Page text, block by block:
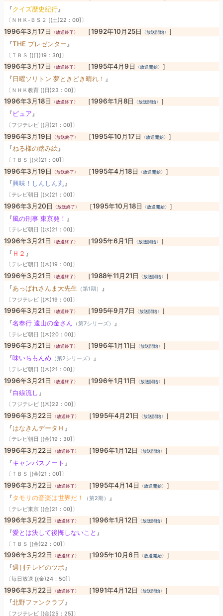
『クイズ歴史紀行』
〔ＮＨＫ-ＢＳ２ [(土)22：00]〕
1996年3月17日 〈放送終了〉 ［1992年10月25日 〈放送開始〉
］
『THE プレゼンター 』
〔ＴＢＳ [(日)19：30]〕
1996年3月17日 〈放送終了〉 ［1995年4月9日 〈放送開始〉
］
『日曜ソリトン 夢ときどき晴れ！ 』
〔ＮＨＫ教育 [(日)23：00]〕
1996年3月18日 〈放送終了〉 ［1996年1月8日 〈放送開始〉
］
『ピュア 』
〔フジテレビ [(月)21：00]〕
1996年3月19日 〈放送終了〉 ［1995年10月17日 〈放送開始〉
］
『ねる様の踏み絵』
〔ＴＢＳ [(火)21：00]〕
1996年3月19日 〈放送終了〉 ［1995年4月18日 〈放送開始〉
］
『興味！しんしん丸』
〔テレビ朝日 [(火)21：00]〕
1996年3月20日 〈放送終了〉 ［1995年10月18日 〈放送開始〉
］
『風の刑事 東京発！ 』
〔テレビ朝日 [(水)21：00]〕
1996年3月21日 〈放送終了〉 ［1995年6月1日 〈放送開始〉
］
『 Ｈ２ 』
〔テレビ朝日 [(木)19：00]〕
1996年3月21日 〈放送終了〉 ［1988年11月21日 〈放送開始〉
］
『あっぱれさんま大先生 （第1期） 』
〔フジテレビ [(木)19：00]〕
1996年3月21日 〈放送終了〉 ［1995年9月7日 〈放送開始〉
］
『名奉行 遠山の金さん （第7シリーズ） 』
〔テレビ朝日 [(木)20：00]〕
1996年3月21日 〈放送終了〉 ［1996年1月11日 〈放送開始〉
］
『味いちもんめ （第2シリーズ） 』
〔テレビ朝日 [(木)21：00]〕
1996年3月21日 〈放送終了〉 ［1996年1月11日 〈放送開始〉
］
『白線流し』
〔フジテレビ [(木)22：00]〕
1996年3月22日 〈放送終了〉 ［1995年4月21日 〈放送開始〉
］
『はなきんデータＨ 』
〔テレビ朝日 [(金)19：30]〕
1996年3月22日 〈放送終了〉 ［1996年1月12日 〈放送開始〉
］
『キャンパスノート 』
〔ＴＢＳ [(金)21：00]〕
1996年3月22日 〈放送終了〉 ［1995年4月14日 〈放送開始〉
］
『タモリの音楽は世界だ！ （第2期） 』
〔テレビ東京 [(金)21：00]〕
1996年3月22日 〈放送終了〉 ［1996年1月12日 〈放送開始〉
］
『愛とは決して後悔しないこと 』
〔ＴＢＳ [(金)22：00]〕
1996年3月22日 〈放送終了〉 ［1995年10月6日 〈放送開始〉
］
『週刊テレビのツボ 』
〔毎日放送 [(金)24：50]〕
1996年3月22日 〈放送終了〉 ［1991年4月12日 〈放送開始〉
］
『北野ファンクラブ』
〔フジテレビ [(金)25：25]〕